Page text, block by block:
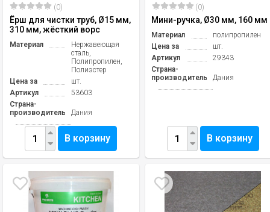
(0)
Ёрш для чистки труб, Ø15 мм,
310 мм, жёсткий ворс
Материал
Нержавеющая
сталь,
Полипропилен,
Полиэстер
Цена за
шт.
Артикул
53603
Страна-
производитель
Дания
В корзину
(0)
Мини-ручка, Ø30 мм, 160 мм
Материал
полипропилен
Цена за
шт.
Артикул
29343
Страна-
производитель
Дания
В корзину